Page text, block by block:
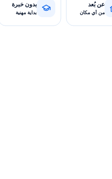
عن بُعد
من أي مكان
بدون خبرة
بداية مهنية